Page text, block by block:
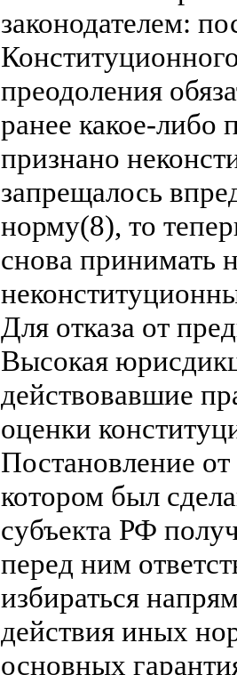
законодателем:
преодоления
ранее какое-либо
признано
запрещалось
норму(8), то
снова принимать
Для отказа от
Высокая
действовавшие
оценки
Постановление
котором был
субъекта РФ
перед ним
избираться
действия иных
основных